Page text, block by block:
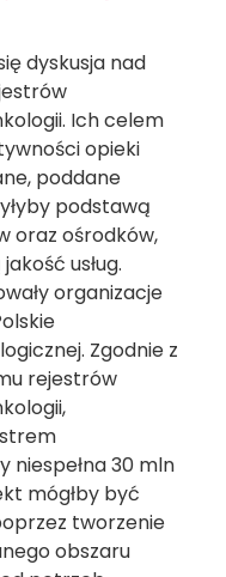
dyskusja nad
Ich celem
opieki
poddane
podstawą
oraz ośrodków,
usług.
organizacje
Zgodnie z
rejestrów
niespełna 30 mln
mógłby być
tworzenie
obszaru